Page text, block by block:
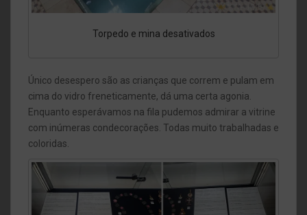
Torpedo e mina desativados
Único desespero são as crianças que correm e pulam em
cima do vidro freneticamente, dá uma certa agonia.
Enquanto esperávamos na fila pudemos admirar a vitrine
com inúmeras condecorações. Todas muito trabalhadas e
coloridas.